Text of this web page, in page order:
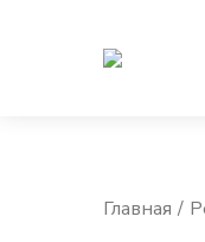
Главная